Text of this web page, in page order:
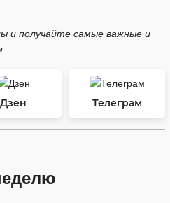
и получайте самые важные и
Дзен Телеграм